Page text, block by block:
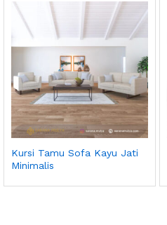
Kursi Tamu Sofa Kayu Jati
Minimalis